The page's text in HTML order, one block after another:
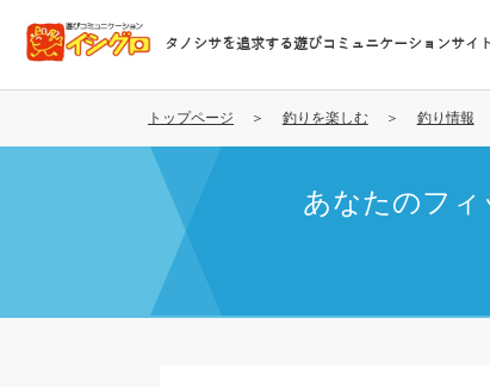
コ
テ
タノシサを追求する遊びコミュニケーションサイト
トップページ 釣りを楽しむ 釣り情報
あなたのフィ